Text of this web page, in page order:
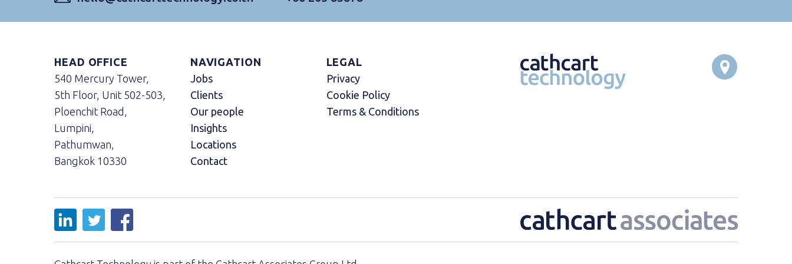
HEAD OFFICE
540 Mercury Tower,
5th Floor, Unit 502-503,
Ploenchit Road,
Lumpini,
Pathumwan,
Bangkok 10330
NAVIGATION
Jobs
Clients
Our people
Insights
Locations
Contact
LEGAL
Privacy
Cookie Policy
Terms & Conditions